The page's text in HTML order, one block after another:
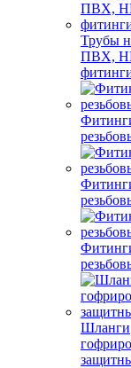
Трубы
ПВХ,
Шланги